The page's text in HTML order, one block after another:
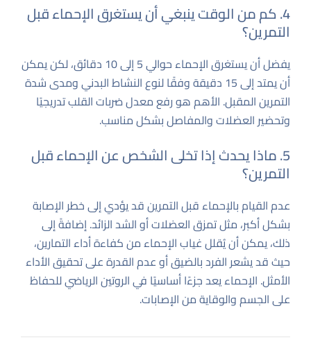
4. كم من الوقت ينبغي أن يستغرق الإحماء قبل
التمرين؟
يفضل أن يستغرق الإحماء حوالي 5 إلى 10 دقائق، لكن يمكن
أن يمتد إلى 15 دقيقة وفقًا لنوع النشاط البدني ومدى شدة
التمرين المقبل. الأهم هو رفع معدل ضربات القلب تدريجيًا
وتحضير العضلات والمفاصل بشكل مناسب.
5. ماذا يحدث إذا تخلى الشخص عن الإحماء قبل
التمرين؟
عدم القيام بالإحماء قبل التمرين قد يؤدي إلى خطر الإصابة
بشكل أكبر، مثل تمزق العضلات أو الشد الزائد. إضافةً إلى
ذلك، يمكن أن يُقلل غياب الإحماء من كفاءة أداء التمارين،
حيث قد يشعر الفرد بالضيق أو عدم القدرة على تحقيق الأداء
الأمثل. الإحماء يعد جزءًا أساسيًا في الروتين الرياضي للحفاظ
على الجسم والوقاية من الإصابات.